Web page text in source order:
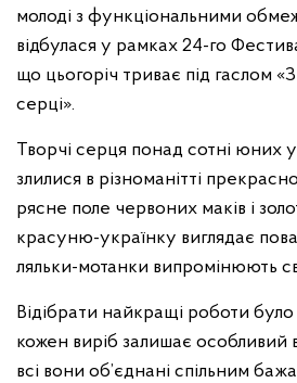
молоді з функціональними
відбулася у рамках 24-го
що цьогоріч триває під гаслом
серці».
Творчі серця понад сотні юних
злилися в різноманітті
рясне поле червоних маків і
красуню-українку виглядає
ляльки-мотанки випромінюють
Відібрати найкращі роботи
кожен виріб залишає особливий
всі вони об’єднані спільним